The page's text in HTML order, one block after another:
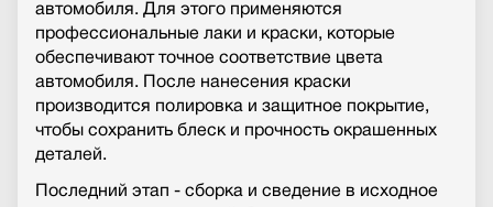
автомобиля. Для этого применяются
профессиональные лаки и краски, которые
обеспечивают точное соответствие цвета
автомобиля. После нанесения краски
производится полировка и защитное покрытие,
чтобы сохранить блеск и прочность окрашенных
деталей.
Последний этап - сборка и сведение в исходное